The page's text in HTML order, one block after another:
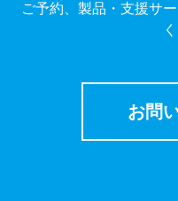
ご予約、製品・支援サ
お問